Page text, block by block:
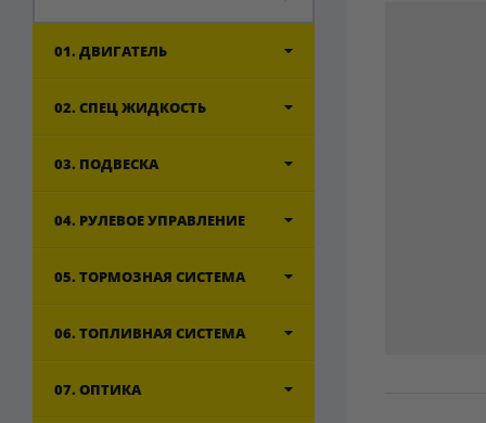
01. ДВИГАТЕЛЬ
02. СПЕЦ ЖИДКОСТЬ
03. ПОДВЕСКА
04. РУЛЕВОЕ УПРАВЛЕНИЕ
05. ТОРМОЗНАЯ СИСТЕМА
06. ТОПЛИВНАЯ СИСТЕМА
07. ОПТИКА